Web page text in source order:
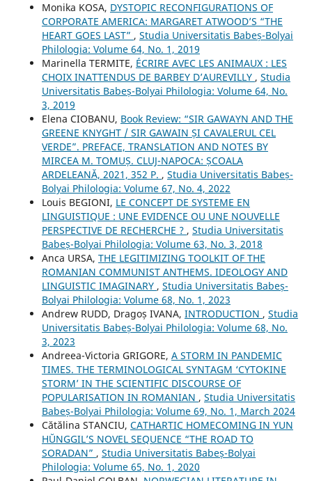
Monika KOSA, DYSTOPIC RECONFIGURATIONS OF
CORPORATE AMERICA: MARGARET ATWOOD’S “THE
HEART GOES LAST” , Studia Universitatis Babeș-Bolyai
Philologia: Volume 64, No. 1, 2019
Marinella TERMITE, ÉCRIRE AVEC LES ANIMAUX : LES
CHOIX INATTENDUS DE BARBEY D’AUREVILLY , Studia
Universitatis Babeș-Bolyai Philologia: Volume 64, No.
3, 2019
Elena CIOBANU, Book Review: “SIR GAWAYN AND THE
GREENE KNYGHT / SIR GAWAIN ȘI CAVALERUL CEL
VERDE”. PREFACE, TRANSLATION AND NOTES BY
MIRCEA M. TOMUȘ. CLUJ-NAPOCA: ȘCOALA
ARDELEANĂ, 2021, 352 P. , Studia Universitatis Babeș-
Bolyai Philologia: Volume 67, No. 4, 2022
Louis BEGIONI, LE CONCEPT DE SYSTEME EN
LINGUISTIQUE : UNE EVIDENCE OU UNE NOUVELLE
PERSPECTIVE DE RECHERCHE ? , Studia Universitatis
Babeș-Bolyai Philologia: Volume 63, No. 3, 2018
Anca URSA, THE LEGITIMIZING TOOLKIT OF THE
ROMANIAN COMMUNIST ANTHEMS. IDEOLOGY AND
LINGUISTIC IMAGINARY , Studia Universitatis Babeș-
Bolyai Philologia: Volume 68, No. 1, 2023
Andrew RUDD, Dragoș IVANA, INTRODUCTION , Studia
Universitatis Babeș-Bolyai Philologia: Volume 68, No.
3, 2023
Andreea-Victoria GRIGORE, A STORM IN PANDEMIC
TIMES. THE TERMINOLOGICAL SYNTAGM ‘CYTOKINE
STORM’ IN THE SCIENTIFIC DISCOURSE OF
POPULARISATION IN ROMANIAN , Studia Universitatis
Babeș-Bolyai Philologia: Volume 69, No. 1, March 2024
Cătălina STANCIU, CATHARTIC HOMECOMING IN YUN
HŬNGGIL’S NOVEL SEQUENCE “THE ROAD TO
SORADAN” , Studia Universitatis Babeș-Bolyai
Philologia: Volume 65, No. 1, 2020